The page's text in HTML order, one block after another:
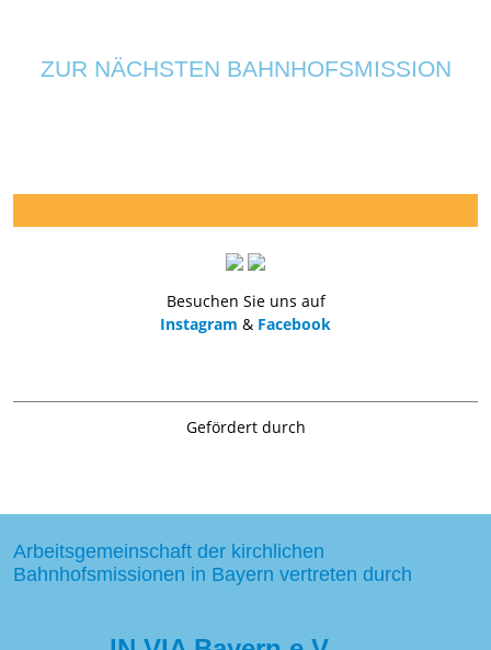
ZUR NÄCHSTEN BAHNHOFSMISSION
Besuchen Sie uns auf
Instagram & Facebook
Gefördert durch
Arbeitsgemeinschaft der kirchlichen
Bahnhofsmissionen in Bayern vertreten durch